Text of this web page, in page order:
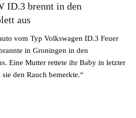
ID.3 brennt in den
aus
vom Typ Volkswagen ID.3 Feuer
in Groningen in den
Eine Mutter rettete ihr Baby in letzter
den Rauch bemerkte.“